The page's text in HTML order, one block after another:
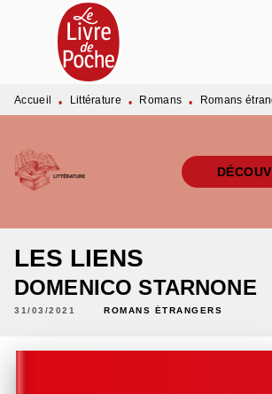
MENU RECHERCHE
PIED DE PAGE
Accueil • Littérature • Romans • Romans
LES LIENS
DOMENICO STARNONE
31/03/2021 ROMANS ÉTRANGERS